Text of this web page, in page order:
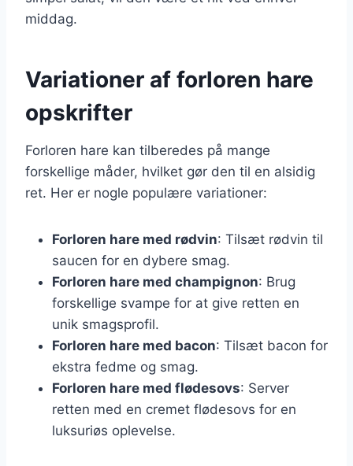
middag.
Variationer af forloren hare
opskrifter
Forloren hare kan tilberedes på mange
forskellige måder, hvilket gør den til en alsidig
ret. Her er nogle populære variationer:
Forloren hare med rødvin: Tilsæt rødvin til
saucen for en dybere smag.
Forloren hare med champignon: Brug
forskellige svampe for at give retten en
unik smagsprofil.
Forloren hare med bacon: Tilsæt bacon for
ekstra fedme og smag.
Forloren hare med flødesovs: Server
retten med en cremet flødesovs for en
luksuriøs oplevelse.